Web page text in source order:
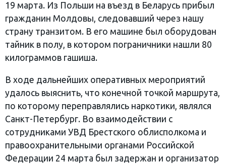
19 марта. Из Польши на въезд в Беларусь прибыл
гражданин Молдовы, следовавший через нашу
страну транзитом. В его машине был оборудован
тайник в полу, в котором пограничники нашли 80
килограммов гашиша.
В ходе дальнейших оперативных мероприятий
удалось выяснить, что конечной точкой маршрута,
по которому переправлялись наркотики, являлся
Санкт-Петербург. Во взаимодействии с
сотрудниками УВД Брестского облисполкома и
правоохранительными органами Российской
Федерации 24 марта был задержан и организатор